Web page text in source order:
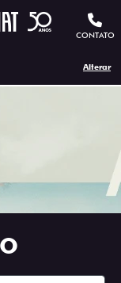
CONTATO
Alterar